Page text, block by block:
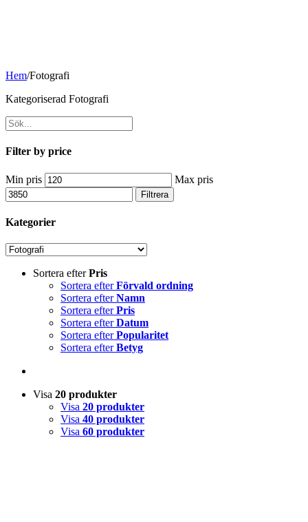
Hem/Fotografi
Kategoriserad Fotografi
Filter by price
Min pris Max pris
Filtrera
Kategorier
Sortera efterPris
Sortera efterFörvald ordning
Sortera efterNamn
Sortera efterPris
Sortera efterDatum
Sortera efterPopularitet
Sortera efterBetyg
Visa 20 produkter
Visa 20 produkter
Visa 40 produkter
Visa 60 produkter